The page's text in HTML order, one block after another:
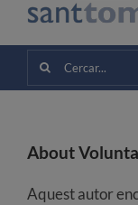
Cerca
…
About
Aquest autor